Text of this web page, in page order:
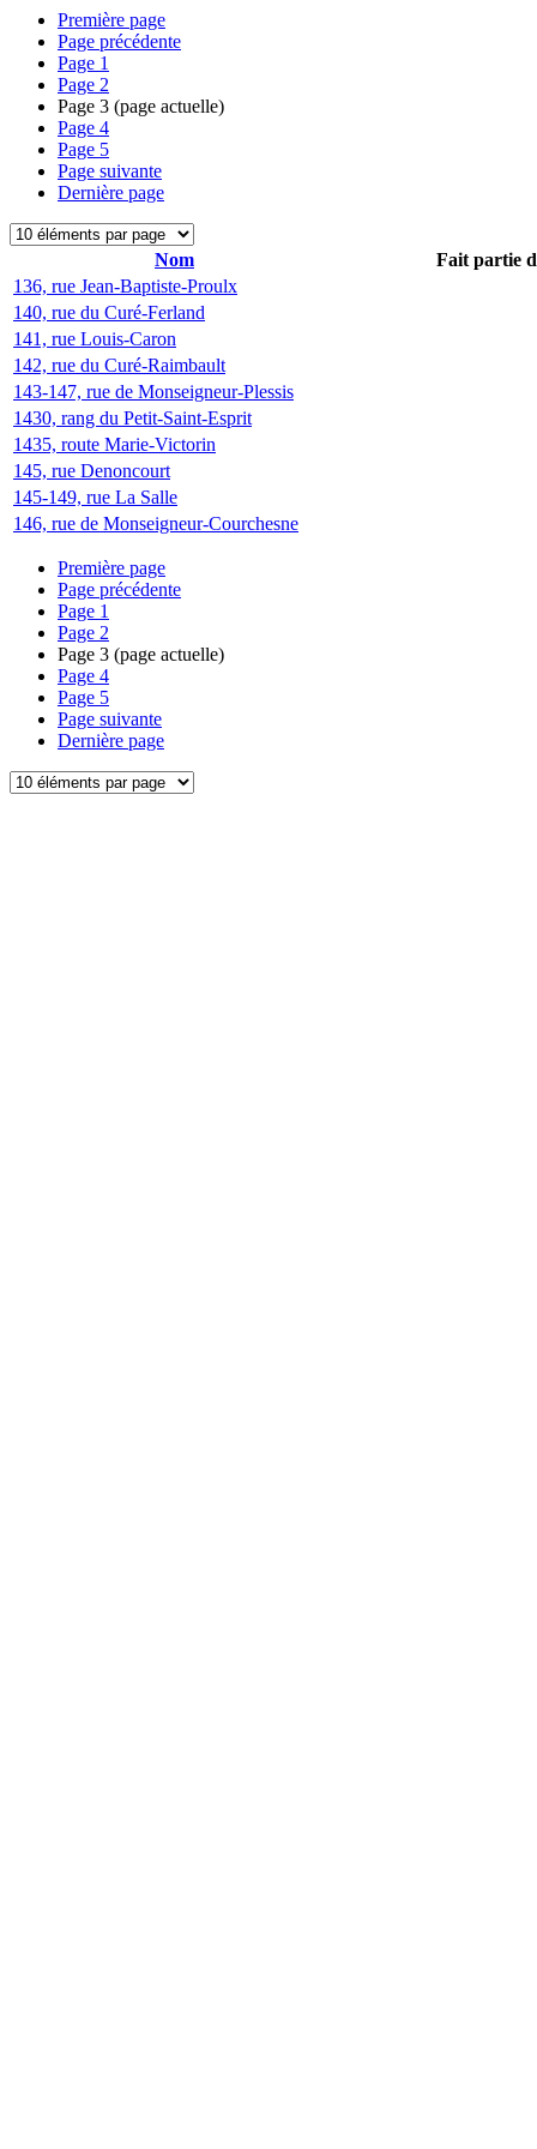
Première page
Page précédente
Page 1
Page 2
Page 3 (page actuelle)
Page 4
Page 5
Page suivante
Dernière page
Nom
Fait partie
136, rue Jean-Baptiste-Proulx
140, rue du Curé-Ferland
141, rue Louis-Caron
142, rue du Curé-Raimbault
143-147, rue de Monseigneur-Plessis
1430, rang du Petit-Saint-Esprit
1435, route Marie-Victorin
145, rue Denoncourt
145-149, rue La Salle
146, rue de Monseigneur-Courchesne
Première page
Page précédente
Page 1
Page 2
Page 3 (page actuelle)
Page 4
Page 5
Page suivante
Dernière page